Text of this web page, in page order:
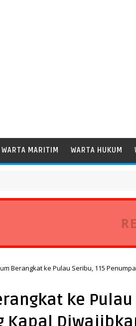
WARTA MARITIM WARTA HUKUM
Berangkat ke Pulau Seribu, 115
ke Pulau
Kapal